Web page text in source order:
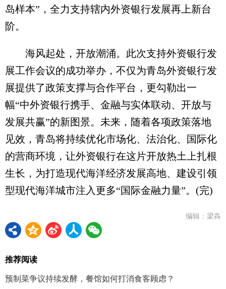
岛样本”，全力支持辖内外资银行发展再上新台
阶。
海风起处，开放潮涌。此次支持外资银行发
展工作会议的成功举办，不仅为青岛外资银行发
展提供了政策支撑与合作平台，更勾勒出一
幅“中外资银行携手、金融与实体联动、开放与
发展共赢”的新图景。未来，随着各项政策落地
见效，青岛将持续优化市场化、法治化、国际化
的营商环境，让外资银行在这片开放热土上扎根
生长，为打造现代海洋经济发展高地、建设引领
型现代海洋城市注入更多“国际金融力量”。(完)
编辑：梁犇
推荐阅读
预制菜争议持续发酵，餐馆如何打消食客顾虑？